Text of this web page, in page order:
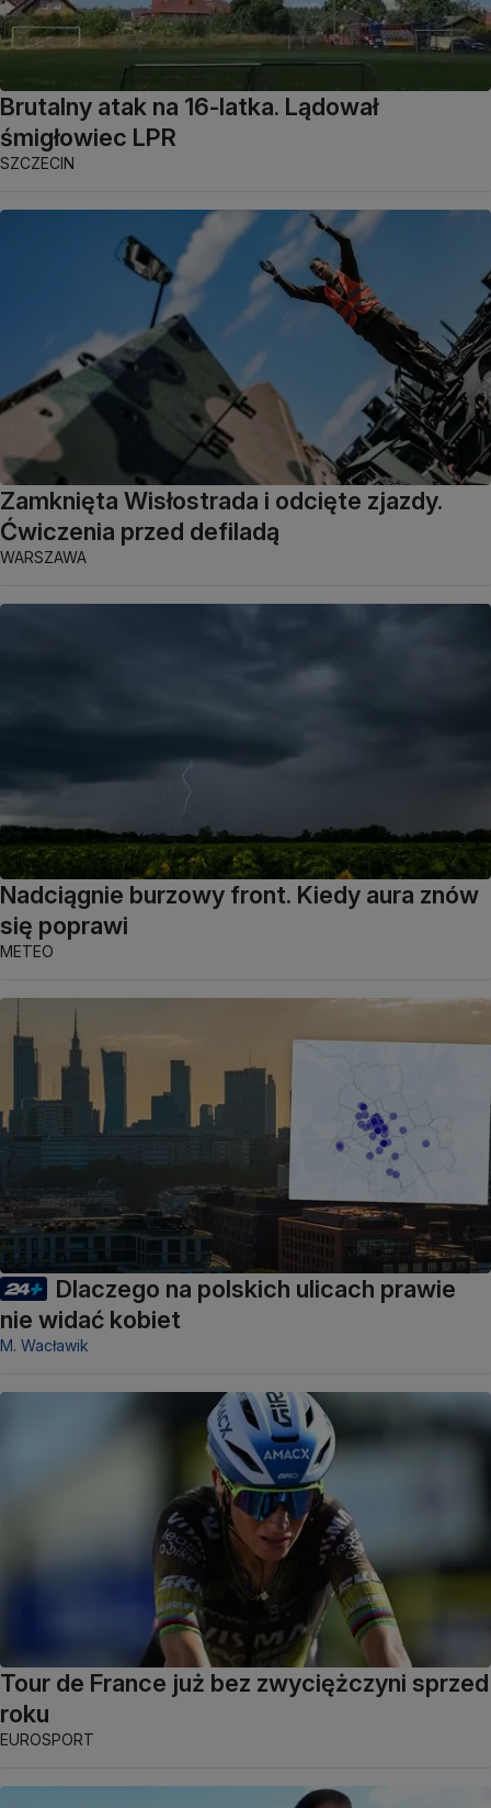
Brutalny atak na 16-latka. Lądował
śmigłowiec LPR
SZCZECIN
Zamknięta Wisłostrada i odcięte zjazdy.
Ćwiczenia przed defiladą
WARSZAWA
Nadciągnie burzowy front. Kiedy aura znów
się poprawi
METEO
Dlaczego na polskich ulicach prawie
nie widać kobiet
M. Wacławik
Tour de France już bez zwyciężczyni sprzed
roku
EUROSPORT